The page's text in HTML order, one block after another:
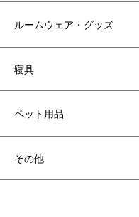
ルームウェア・グッズ
寝具
ペット用品
その他